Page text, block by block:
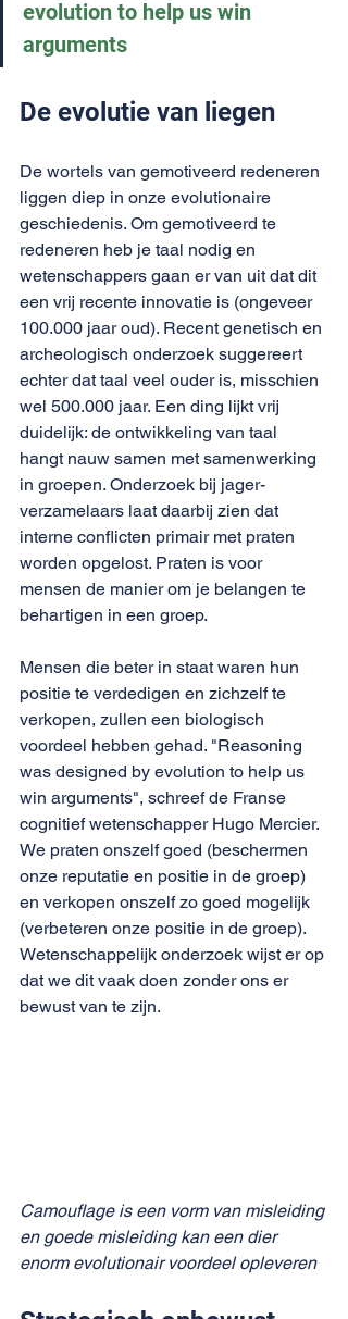
evolution to help us win
arguments
De evolutie van liegen
De wortels van gemotiveerd redeneren
liggen diep in onze evolutionaire
geschiedenis. Om gemotiveerd te
redeneren heb je taal nodig en
wetenschappers gaan er van uit dat dit
een vrij recente innovatie is (ongeveer
100.000 jaar oud). Recent genetisch en
archeologisch onderzoek suggereert
echter dat taal veel ouder is, misschien
wel 500.000 jaar. Een ding lijkt vrij
duidelijk: de ontwikkeling van taal
hangt nauw samen met samenwerking
in groepen. Onderzoek bij jager-
verzamelaars laat daarbij zien dat
interne conflicten primair met praten
worden opgelost. Praten is voor
mensen de manier om je belangen te
behartigen in een groep.
Mensen die beter in staat waren hun
positie te verdedigen en zichzelf te
verkopen, zullen een biologisch
voordeel hebben gehad. "Reasoning
was designed by evolution to help us
win arguments", schreef de Franse
cognitief wetenschapper Hugo Mercier.
We praten onszelf goed (beschermen
onze reputatie en positie in de groep)
en verkopen onszelf zo goed mogelijk
(verbeteren onze positie in de groep).
Wetenschappelijk onderzoek wijst er op
dat we dit vaak doen zonder ons er
bewust van te zijn.
Camouflage is een vorm van misleiding
en goede misleiding kan een dier
enorm evolutionair voordeel opleveren